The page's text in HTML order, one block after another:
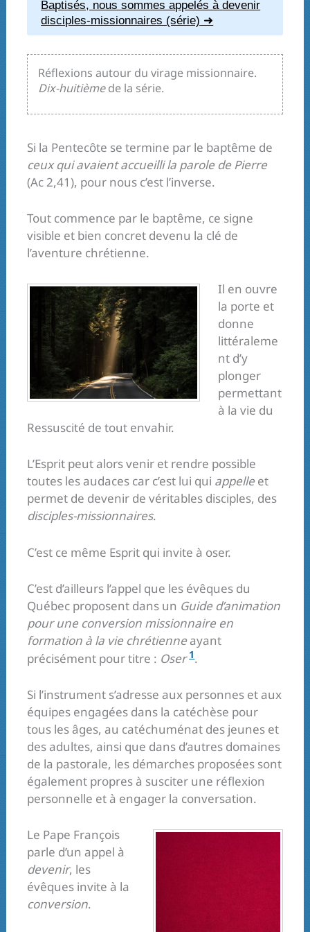
Baptisés, nous sommes appelés à devenir
disciples-missionnaires (série)
Réflexions autour du virage missionnaire.
Dix-huitièmede la série.
Si la Pentecôte se termine par le baptême de
ceux qui avaient accueilli la parole de Pierre
(Ac 2,41), pour nous c’est l’inverse.
Tout commence par le baptême, ce signe
visible et bien concret devenu la clé de
l’aventure chrétienne.
Il en ouvre
la porte et
donne
littéraleme
nt d’y
plonger
permettant
à la vie du
Ressuscité de tout envahir.
L’Esprit peut alors venir et rendre possible
toutes les audaces car c’est lui qui appelle et
permet de devenir de véritables disciples, des
disciples-missionnaires.
C’est ce même Esprit qui invite à oser.
C’est d’ailleurs l’appel que les évêques du
Québec proposent dans un Guide d’animation
pour une conversion missionnaire en
formation à la vie chrétienneayant
précisément pour titre : Oser 1.
Si l’instrument s’adresse aux personnes et aux
équipes engagées dans la catéchèse pour
tous les âges, au catéchuménat des jeunes et
des adultes, ainsi que dans d’autres domaines
de la pastorale, les démarches proposées sont
également propres à susciter une réflexion
personnelle et à engager la conversation.
Le Pape François
parle d’un appel à
devenir, les
évêques invite à la
conversion.